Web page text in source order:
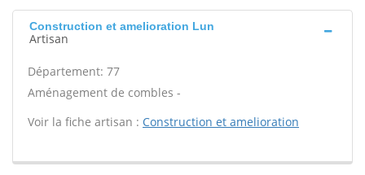
Construction et amelioration Lun
Artisan
Département: 77
Aménagement de combles -
Voir la fiche artisan : Construction et amelioration